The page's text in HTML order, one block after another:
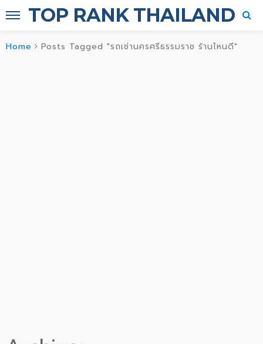
TOP RANK THAILAND
Home Posts Tagged "รถเช่านครศรีธรรมราช ร้านไหนดี"